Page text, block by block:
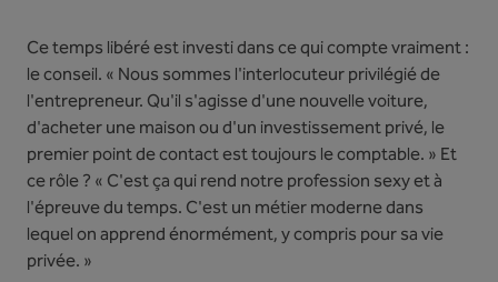
Ce temps libéré est investi dans ce qui compte vraiment :
le conseil. « Nous sommes l'interlocuteur privilégié de
l'entrepreneur. Qu'il s'agisse d'une nouvelle voiture,
d'acheter une maison ou d'un investissement privé, le
premier point de contact est toujours le comptable. » Et
ce rôle ? « C'est ça qui rend notre profession sexy et à
l'épreuve du temps. C'est un métier moderne dans
lequel on apprend énormément, y compris pour sa vie
privée. »